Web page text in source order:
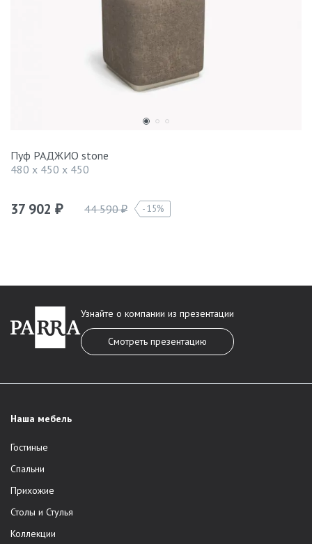
Пуф РАДЖИО stone
480 x 450 x 450
37 902 ₽ 44 590₽ 15%
Наша мебель
Гостиные
Спальни
Прихожие
Столы и Стулья
Коллекции
Узнайте о компании из презентации
Смотреть презентацию